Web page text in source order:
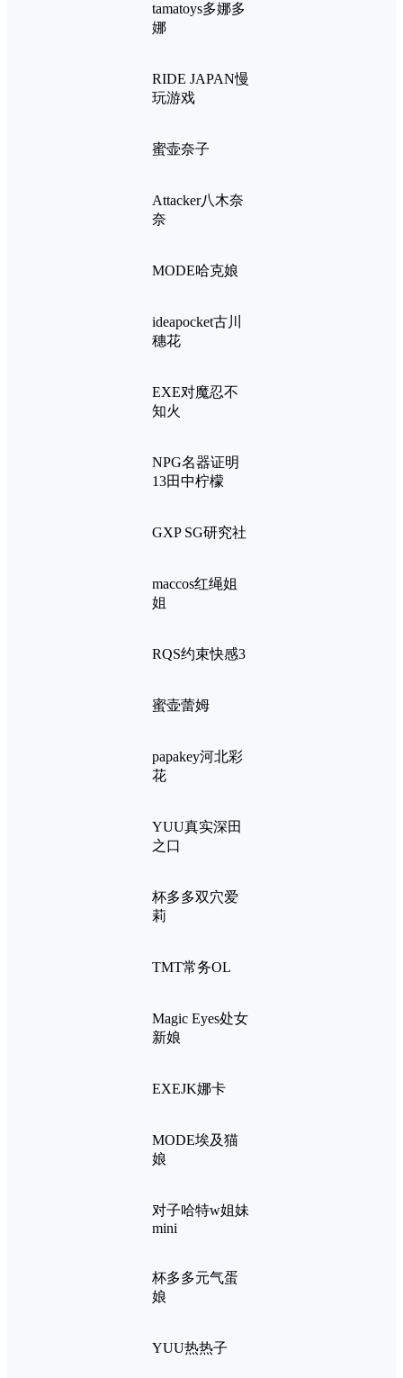
tamatoys多娜多
娜
RIDE JAPAN慢
玩游戏
蜜壶奈子
Attacker八木奈
奈
MODE哈克娘
ideapocket古川
穗花
EXE对魔忍不
知火
NPG名器证明
13田中柠檬
GXP SG研究社
maccos红绳姐
姐
RQS约束快感3
蜜壶蕾姆
papakey河北彩
花
YUU真实深田
之口
杯多多双穴爱
莉
TMT常务OL
Magic Eyes处女
新娘
EXEJK娜卡
MODE埃及猫
娘
对子哈特w姐妹
mini
杯多多元气蛋
娘
YUU热热子